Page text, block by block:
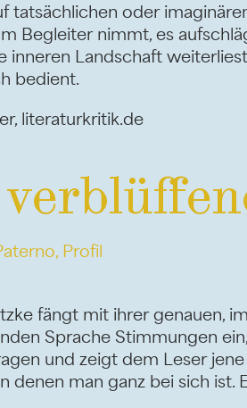
tatsächlichen oder
Begleiter nimmt, es
inneren Landschaft
bedient.
literaturkritik.de
Profil
fängt mit ihrer genauen,
Sprache Stimmungen
und zeigt dem Leser
denen man ganz bei sich ist.